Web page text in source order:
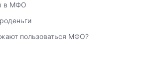
в МФО
пользоваться МФО?